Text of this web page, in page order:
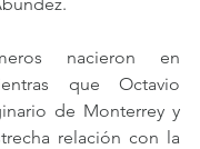
nacieron en
que Octavio
de Monterrey y
relación con la